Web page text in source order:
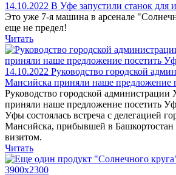
14.10.2022 В Уфе запустили станок для
Это уже 7-я машина в арсенале
еще не предел!
Читать
14.10.2022 Руководство городской
Мансийска приняли наше предложение
Руководство городской
приняли наше предложение посетить
Уфы состоялась встреча с делегацией
Мансийска, прибывшей в
визитом.
Читать